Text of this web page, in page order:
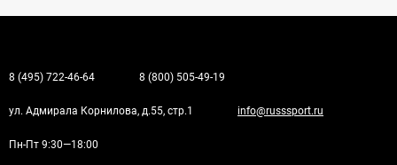
8 (495) 722-46-64 8 (800) 505-49-19
ул. Адмирала Корнилова, д.55, стр.1 info@russsport.ru
Пн-Пт 9:30—18:00